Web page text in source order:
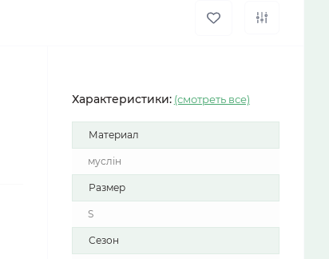
Характеристики: (смотреть все)
Материал
муслін
Размер
S
Сезон